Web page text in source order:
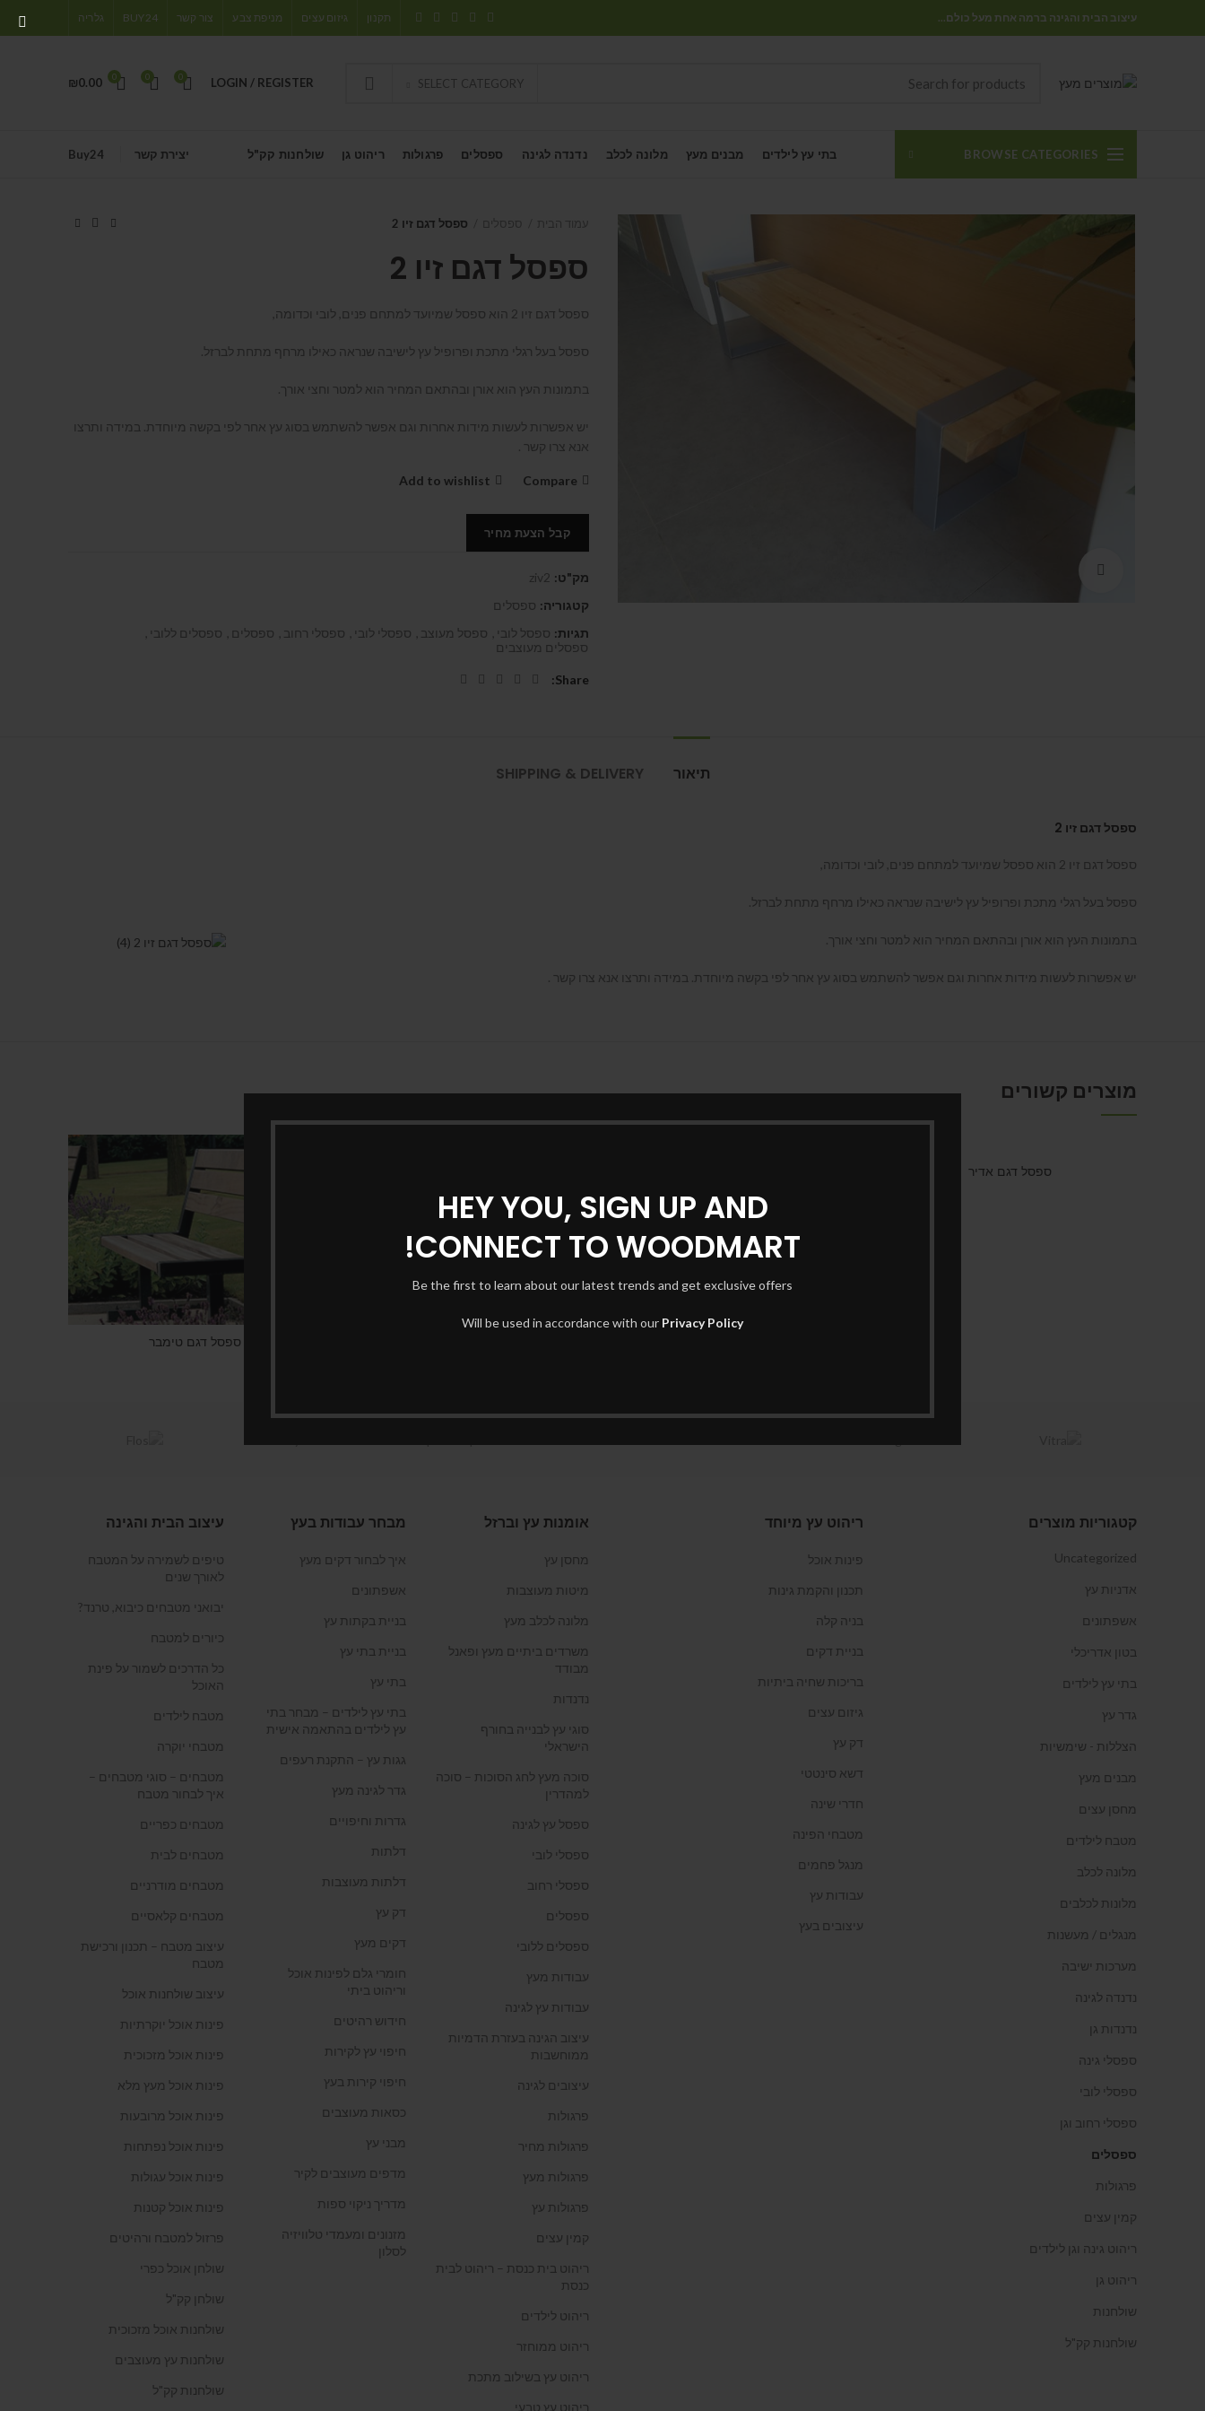
HEY YOU, SIGN UP AND
CONNECT TO WOODMART!
Be the first to learn about our latest trends and get exclusive offers
Will be used in accordance with our Privacy Policy
עיצוב הבית והגינה ברמה אחת מעל כולם... תקנון גיזום עצים מניפת צבע צור קשר BUY24 גלריה
SELECT CATEGORY
LOGIN / REGISTER
0
0
0
₪0.00
BROWSE CATEGORIES בתי עץ לילדים מבנים מעץ מלונה לכלב נדנדה לגינה ספסלים פרגולות ריהוט גן שולחנות קק"ל יצירת קשר Buy24
ספסל דגם זיו 2
ספסל דגם זיו 2
ספסל דגם זיו 2 הוא ספסל שמיועד למתחם פנים, לובי וכדומה,
ספסל בעל רגלי מתכת ופרופיל עץ לישיבה שנראה כאילו מרחף מתחת לברזל.
בתמונות העץ הוא אורן ובהתאם המחיר הוא למטר וחצי אורך.
יש אפשרות לעשות מידות אחרות וגם אפשר להשתמש בסוג עץ אחר לפי בקשה מיוחדת. במידה ותרצו
אנא צרו קשר .
Compare
Add to wishlist
קבל הצעת מחיר
מק"ט: ziv2
קטגוריה: ספסלים
תגיות: ספסל לובי ספסל מעוצב ספסלי לובי ספסלי רחוב ספסלים ספסלים ללובי
ספסלים מעוצבים
Share
תיאור SHIPPING & DELIVERY
ספסל דגם זיו 2
ספסל דגם זיו 2 הוא ספסל שמיועד למתחם פנים, לובי וכדומה,
ספסל בעל רגלי מתכת ופרופיל עץ לישיבה שנראה כאילו מרחף מתחת לברזל.
בתמונות העץ הוא אורן ובהתאם המחיר הוא למטר וחצי אורך.
יש אפשרות לעשות מידות אחרות וגם אפשר להשתמש בסוג עץ אחר לפי בקשה מיוחדת. במידה ותרצו אנא צרו קשר .
מוצרים קשורים
ספסל דגם אדיר
קבל הצעת מחיר קבל הצעת מחיר
ספסל דגם טימבר
קבל הצעת מחיר
קטגוריות מוצרים
Uncategorized
אדניות עץ
אשפתונים
בטון אדריכלי
בתי עץ לילדים
גדר עץ
הצללות - שימשיות
מבנים מעץ
מחסן עצים
מטבח לילדים
מלונה לכלב
מלונות לכלבים
מנגלים / מעשנות
מערכות ישיבה
נדנדה לגינה
נדנדות גן
ספסלי גינה
ספסלי לובי
ספסלי רחוב וגן
ספסלים
פרגולות
קמין עצים
ריהוט גינה וגן לילדים
ריהוט גן
שולחנות
שולחנות קק"ל
ריהוט עץ מיוחד
פינות אוכל
תכנון והקמת גינות
בניה קלה
בניית דקים
בריכות שחיה ביתיות
גיזום עצים
דק עץ
דשא סינטטי
חדרי שינה
מטבחי הפינה
מנגל פחמים
עבודות עץ
עיצובים בעץ
אומנות עץ וברזל
מחסן עץ
מיטות מעוצבות
מלונה לכלב מעץ
משרדים ביתיים מעץ ופאנל
מבודד
נדנדות
סוגי עץ לבנייה בחורף
הישראלי
סוכה מעץ לחג הסוכות – סוכה
למהדרין
ספסל עץ לגינה
ספסלי לובי
ספסלי רחוב
ספסלים
ספסלים ללובי
עבודות מעץ
עבודות עץ לגינה
עיצוב הגינה בעזרת הדמיות
ממוחשבות
עיצובים לגינה
פרגולות
פרגולות מחיר
פרגולות מעץ
פרגולות עץ
קמין עצים
ריהוט בית כנסת – ריהוט לבית
כנסת
ריהוט לילדים
ריהוט ממוחזר
ריהוט עץ בשילוב מתכת
ריהוט עץ טבעי
מבחר עבודות בעץ
איך לבחור דקים מעץ
אשפתונים
בניית בקתות עץ
בניית בתי עץ
בתי עץ
בתי עץ לילדים – מבחר בתי
עץ לילדים בהתאמה אישית
גגות עץ – התקנת רעפים
גדר לגינה מעץ
גדרות וחיפויים
דלתות
דלתות מעוצבות
דק עץ
דקים מעץ
חומרי גלם לפינות אוכל
וריהוט ביתי
חידוש רהיטים
חיפוי עץ לקירות
חיפוי קירות בעץ
כסאות מעוצבים
מבני עץ
מדפים מעוצבים לקיר
מדריך ניקוי ספות
מזנונים ומעמדי טלוויזיה
לסלון
עיצוב הבית והגינה
טיפים לשמירה על המטבח
לאורך שנים
יבואני מטבחים כיבוא, טרנד?
כיורים למטבח
כל הדרכים לשמור על פינת
האוכל
מטבח לילדים
מטבחי יוקרה
מטבחים – סוגי מטבחים –
איך לבחור מטבח
מטבחים כפריים
מטבחים לבית
מטבחים מודרניים
מטבחים קלאסיים
עיצוב מטבח – תכנון ורכישת
מטבח
עיצוב שולחנות אוכל
פינות אוכל יוקרתיות
פינות אוכל מזכוכית
פינות אוכל מעץ מלא
פינות אוכל מרובעות
פינות אוכל נפתחות
פינות אוכל עגולות
פינות אוכל קטנות
פרזול למטבח ורהיטים
שולחן אוכל כפרי
שולחן קק"ל
שולחנות אוכל מזכוכית
שולחנות עץ מעוצבים
שולחנות קק"ל